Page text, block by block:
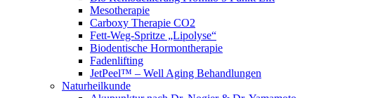
Mesotherapie
Carboxy Therapie CO2
Fett-Weg-Spritze „Lipolyse“
Biodentische Hormontherapie
Fadenlifting
JetPeel™ – Well Aging Behandlungen
Naturheilkunde